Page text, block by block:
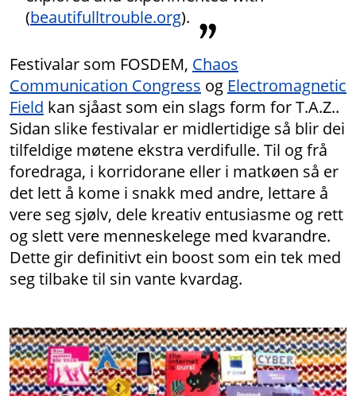
(beautifulltrouble.org).
Festivalar som FOSDEM, Chaos
Communication Congress og Electromagnetic
Field kan sjåast som ein slags form for T.A.Z..
Sidan slike festivalar er midlertidige så blir dei
tilfeldige møtene ekstra verdifulle. Til og frå
foredraga, i korridorane eller i matkøen så er
det lett å kome i snakk med andre, lettare å
vere seg sjølv, dele kreativ entusiasme og rett
og slett vere menneskelege med kvarandre.
Dette gir definitivt ein boost som ein tek med
seg tilbake til sin vante kvardag.